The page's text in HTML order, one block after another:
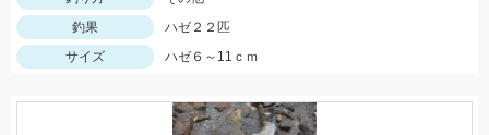
釣果
ハゼ２２匹
サイズ
ハゼ６～11ｃｍ